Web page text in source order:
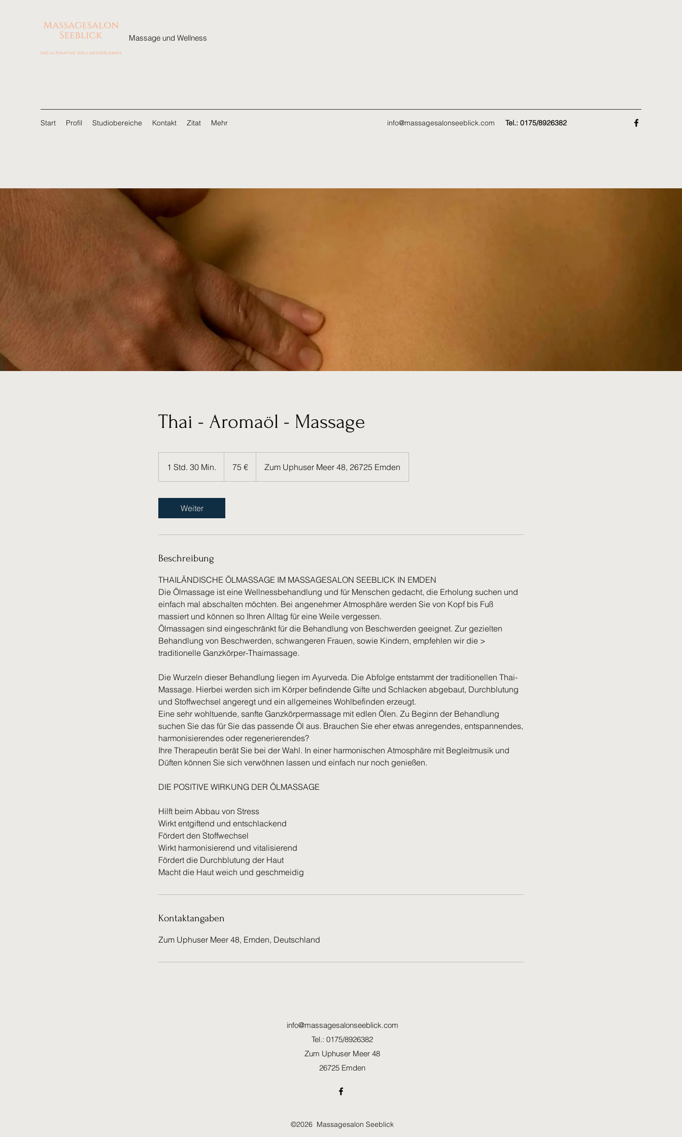
Massage und Wellness
Start Profil Studiobereiche Kontakt Zitat Mehr info@massagesalonseeblick.com Tel.: 0175/8926382
Thai - Aromaöl - Massage
1 Std. 30 Min.
S
3
.
75 € Zum Uphuser Meer 48, 26725 Emden
Weiter
Beschreibung
THAILÄNDISCHE ÖLMASSAGE IM MASSAGESALON SEEBLICK IN EMDEN
Die Ölmassage ist eine Wellnessbehandlung und für Menschen gedacht, die Erholung suchen und
einfach mal abschalten möchten. Bei angenehmer Atmosphäre werden Sie von Kopf bis Fuß
massiert und können so Ihren Alltag für eine Weile vergessen.
Ölmassagen sind eingeschränkt für die Behandlung von Beschwerden geeignet. Zur gezielten
Behandlung von Beschwerden, schwangeren Frauen, sowie Kindern, empfehlen wir die >
traditionelle Ganzkörper-Thaimassage.
Die Wurzeln dieser Behandlung liegen im Ayurveda. Die Abfolge entstammt der traditionellen Thai-
Massage. Hierbei werden sich im Körper befindende Gifte und Schlacken abgebaut, Durchblutung
und Stoffwechsel angeregt und ein allgemeines Wohlbefinden erzeugt.
Eine sehr wohltuende, sanfte Ganzkörpermassage mit edlen Ölen. Zu Beginn der Behandlung
suchen Sie das für Sie das passende Öl aus. Brauchen Sie eher etwas anregendes, entspannendes,
harmonisierendes oder regenerierendes?
Ihre Therapeutin berät Sie bei der Wahl. In einer harmonischen Atmosphäre mit Begleitmusik und
Düften können Sie sich verwöhnen lassen und einfach nur noch genießen.
DIE POSITIVE WIRKUNG DER ÖLMASSAGE
Hilft beim Abbau von Stress
Wirkt entgiftend und entschlackend
Fördert den Stoffwechsel
Wirkt harmonisierend und vitalisierend
Fördert die Durchblutung der Haut
Macht die Haut weich und geschmeidig
Kontaktangaben
Zum Uphuser Meer 48, Emden, Deutschland
Tel.: 0175/8926382
info@massagesalonseeblick.com
Zum Uphuser Meer 48
26725 Emden
©2026 Massagesalon Seeblick